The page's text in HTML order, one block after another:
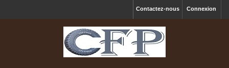
Connexion
Contactez-nous